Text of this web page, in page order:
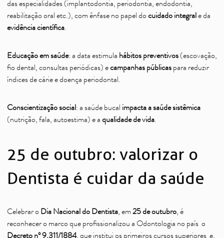
das especialidades (implantodontia, periodontia, endodontia,
reabilitação oral etc.), com ênfase no papel do cuidado integrale da
evidência científica.
Educação em saúde: a data estimula hábitos preventivos (escovação,
fio dental, consultas periódicas) ecampanhas públicas para reduzir
índices de cárie e doença periodontal.
Conscientização social: a saúde bucal impacta a saúde sistêmica
(nutrição, fala, autoestima) e a qualidade de vida.
25 de outubro: valorizar o
Dentista é cuidar da saúde
Celebrar o Dia Nacional do Dentista, em 25 de outubro, é
reconhecer o marco que profissionalizou a Odontologia no país o